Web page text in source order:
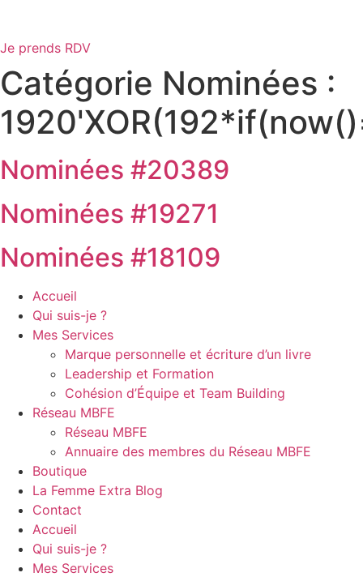
Je prends RDV
Catégorie Nominées :
Nominées #20389
Nominées #19271
Nominées #18109
Accueil
Qui suis-je ?
Mes Services
Marque personnelle et écriture d’un livre
Leadership et Formation
Cohésion d’Équipe et Team Building
Réseau MBFE
Réseau MBFE
Annuaire des membres du Réseau MBFE
Boutique
La Femme Extra Blog
Contact
Accueil
Qui suis-je ?
Mes Services